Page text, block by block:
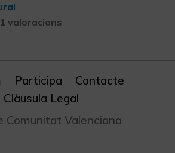
1 valoracions
Participa
Contacte
Clàusula Legal
Comunitat Valenciana